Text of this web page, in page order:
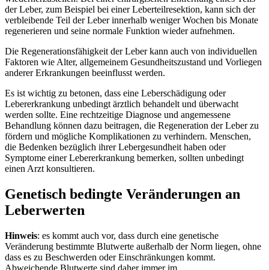
der Leber, zum Beispiel bei einer Leberteilresektion, kann sich der
verbleibende Teil der Leber innerhalb weniger Wochen bis Monate
regenerieren und seine normale Funktion wieder aufnehmen.
Die Regenerationsfähigkeit der Leber kann auch von individuellen
Faktoren wie Alter, allgemeinem Gesundheitszustand und Vorliegen
anderer Erkrankungen beeinflusst werden.
Es ist wichtig zu betonen, dass eine Leberschädigung oder
Lebererkrankung unbedingt ärztlich behandelt und überwacht
werden sollte. Eine rechtzeitige Diagnose und angemessene
Behandlung können dazu beitragen, die Regeneration der Leber zu
fördern und mögliche Komplikationen zu verhindern. Menschen,
die Bedenken bezüglich ihrer Lebergesundheit haben oder
Symptome einer Lebererkrankung bemerken, sollten unbedingt
einen Arzt konsultieren.
Genetisch bedingte Veränderungen an
Leberwerten
Hinweis: es kommt auch vor, dass durch eine genetische
Veränderung bestimmte Blutwerte außerhalb der Norm liegen, ohne
dass es zu Beschwerden oder Einschränkungen kommt.
Abweichende Blutwerte sind daher immer im